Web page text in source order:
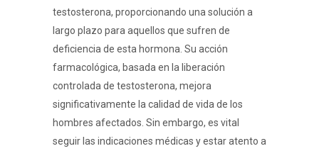
testosterona, proporcionando una solución a
largo plazo para aquellos que sufren de
deficiencia de esta hormona. Su acción
farmacológica, basada en la liberación
controlada de testosterona, mejora
significativamente la calidad de vida de los
hombres afectados. Sin embargo, es vital
seguir las indicaciones médicas y estar atento a